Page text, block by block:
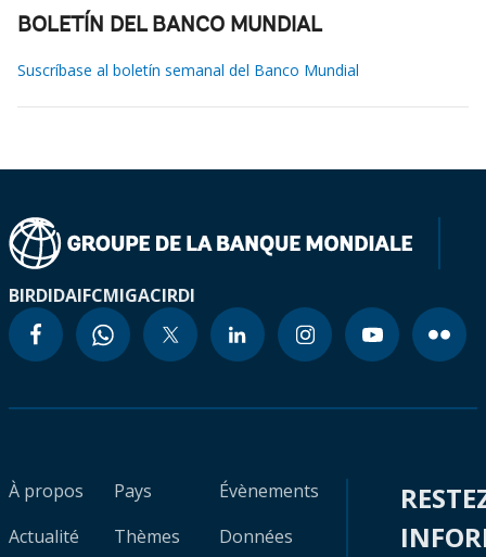
BOLETÍN DEL BANCO MUNDIAL
Suscríbase al boletín semanal del Banco Mundial
BIRDIDAIFCMIGACIRDI
À propos
Actualité
Pays
Thèmes
Évènements
Données